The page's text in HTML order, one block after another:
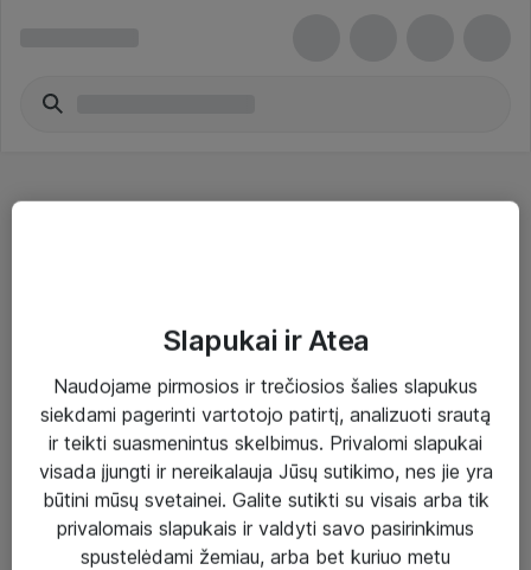
Sprendimai ir paslaugos
Paslaugos
Sprendimai
Įgyvendinti projektai
Slapukai ir Atea
Naudojame pirmosios ir trečiosios šalies slapukus
siekdami pagerinti vartotojo patirtį, analizuoti srautą
ir teikti suasmenintus skelbimus. Privalomi slapukai
visada įjungti ir nereikalauja Jūsų sutikimo, nes jie yra
būtini mūsų svetainei. Galite sutikti su visais arba tik
privalomais slapukais ir valdyti savo pasirinkimus
spustelėdami žemiau, arba bet kuriuo metu